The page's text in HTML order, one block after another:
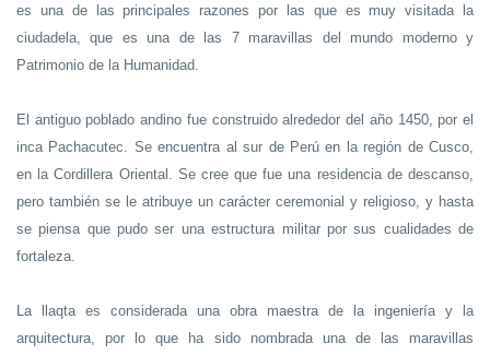
es una de las principales razones por las que es muy visitada la
ciudadela, que es una de las 7 maravillas del mundo moderno y
Patrimonio de la Humanidad.
El antiguo poblado andino fue construido alrededor del año 1450, por el
inca Pachacutec. Se encuentra al sur de Perú en la región de Cusco,
en la Cordillera Oriental. Se cree que fue una residencia de descanso,
pero también se le atribuye un carácter ceremonial y religioso, y hasta
se piensa que pudo ser una estructura militar por sus cualidades de
fortaleza.
La llaqta es considerada una obra maestra de la ingeniería y la
arquitectura, por lo que ha sido nombrada una de las maravillas